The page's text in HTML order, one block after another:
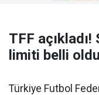
TFF
limiti belli oldu
Türkiye Futbol